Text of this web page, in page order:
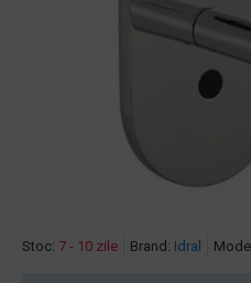
Stoc: 7 - 10 zile Brand: Idral